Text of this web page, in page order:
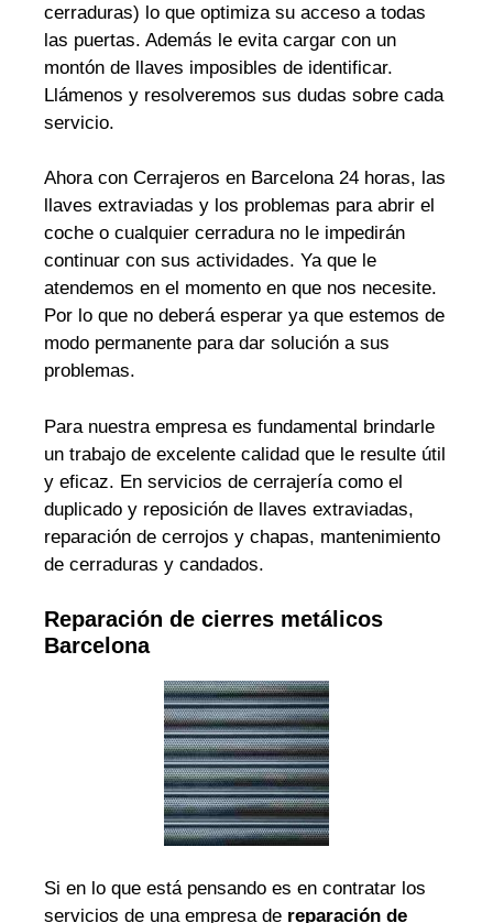
cerraduras) lo que optimiza su acceso a todas
las puertas. Además le evita cargar con un
montón de llaves imposibles de identificar.
Llámenos y resolveremos sus dudas sobre cada
servicio.
Ahora con Cerrajeros en Barcelona 24 horas, las
llaves extraviadas y los problemas para abrir el
coche o cualquier cerradura no le impedirán
continuar con sus actividades. Ya que le
atendemos en el momento en que nos necesite.
Por lo que no deberá esperar ya que estemos de
modo permanente para dar solución a sus
problemas.
Para nuestra empresa es fundamental brindarle
un trabajo de excelente calidad que le resulte útil
y eficaz. En servicios de cerrajería como el
duplicado y reposición de llaves extraviadas,
reparación de cerrojos y chapas, mantenimiento
de cerraduras y candados.
Reparación de cierres metálicos
Barcelona
Si en lo que está pensando es en contratar los
servicios de una empresa de reparación de